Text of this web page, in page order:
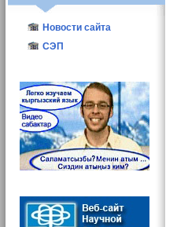
Новости сайта
СЭП
Адресная книга СЭП
Общие сведения о СЭП